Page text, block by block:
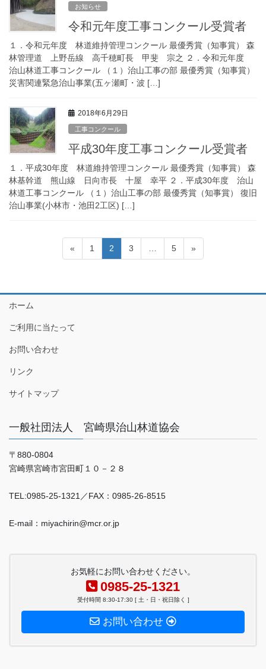
お知らせ
令和元年度工事コンクール受賞者
１．令和元年度 林道維持管理コンクール 最優秀賞（知事賞） 森
林管理道 上野岳線 高千穂町長 甲斐 宗之 ２．令和元年度
治山林道工事コンクール （１）治山工事の部 最優秀賞（知事賞）
災害関連緊急治山事業(五ヶ瀬町・波 […]
2018年6月29日
工事コンクール
平成30年度工事コンクール受賞者
１．平成30年度 林道維持管理コンクール 最優秀賞（知事賞） 森
林基幹道 熊山線 日向市長 十屋 幸平 ２．平成30年度 治山
林道工事コンクール （１）治山工事の部 最優秀賞（知事賞） 復旧
治山事業(小林市・池田2工区) […]
ペ
ー
ジ
送
り
«
固
定
1
固
定
2
固
定
3
固
定
5 »
ホーム
ご利用に当たって
お問い合わせ
リンク
サイトマップ
一般社団法人 宮崎県治山林道協会
〒880-0804
宮崎県宮崎市宮田町１０－２８
TEL:0985-25-1321／FAX：0985-26-8515
E-mail：miyachirin@mcr.or.jp
お気軽にお問い合わせください。
0985-25-1321
受付時間 8:30-17:30 [ 土・日・祝日除く ]
お問い合わせ